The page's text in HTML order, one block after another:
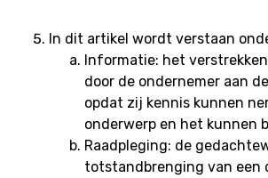
In dit artikel wordt verstaan
Informatie: het
door de ondernemer aan
opdat zij kennis kunnen
onderwerp en het kunnen
Raadpleging: de
totstandbrenging van een